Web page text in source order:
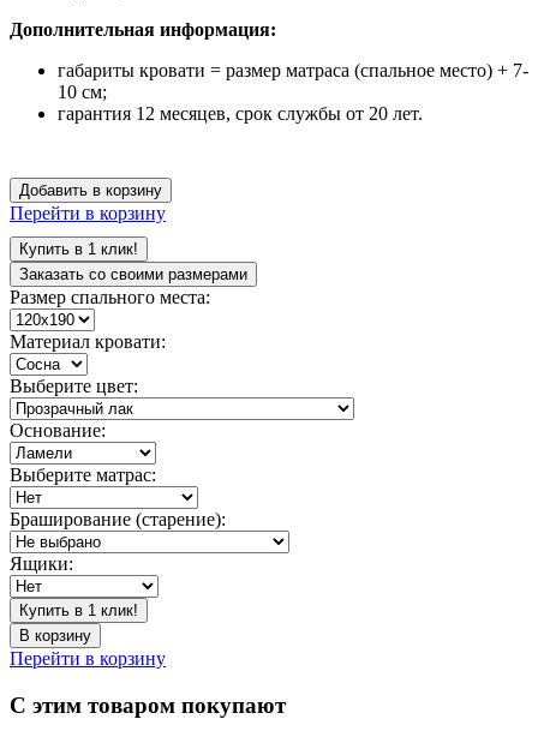
Дополнительная информация:
габариты кровати = размер матраса (спальное место) + 7-
10 см;
гарантия 12 месяцев, срок службы от 20 лет.
Добавить в корзину
Перейти в корзину
Купить в 1 клик!
Заказать со своими размерами
Размер спального места:
Материал кровати:
Выберите цвет:
Основание:
Выберите матрас:
Браширование (старение):
Ящики:
Купить в 1 клик!
В корзину
Перейти в корзину
С этим товаром покупают